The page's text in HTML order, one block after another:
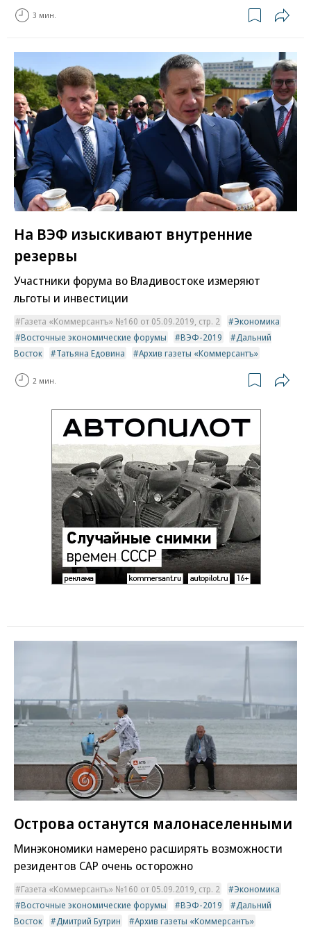
3 мин.
На ВЭФ изыскивают внутренние
резервы
Участники форума во Владивостоке измеряют
льготы и инвестиции
Газета «Коммерсантъ» №160 от 05.09.2019, стр. 2
Экономика
Восточные экономические форумы
ВЭФ-2019
Дальний
Восток
Татьяна Едовина Архив газеты «Коммерсантъ»
2 мин.
Острова останутся малонаселенными
Минэкономики намерено расширять возможности
резидентов САР очень осторожно
Газета «Коммерсантъ» №160 от 05.09.2019, стр. 2
Экономика
Восточные экономические форумы
ВЭФ-2019
Дальний
Восток
Дмитрий Бутрин Архив газеты «Коммерсантъ»